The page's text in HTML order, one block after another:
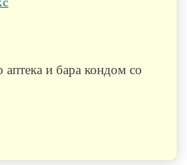
и бара кондом со